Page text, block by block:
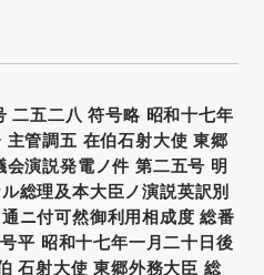
二五二八 符号略 昭和十七年
管調五 在伯石射大使 東郷
演説発電ノ件 第二五号 明
総理及本大臣ノ演説英訳別
ニ付可然御利用相成度 総番
平 昭和十七年一月二十日後
石射大使 東郷外務大臣 総